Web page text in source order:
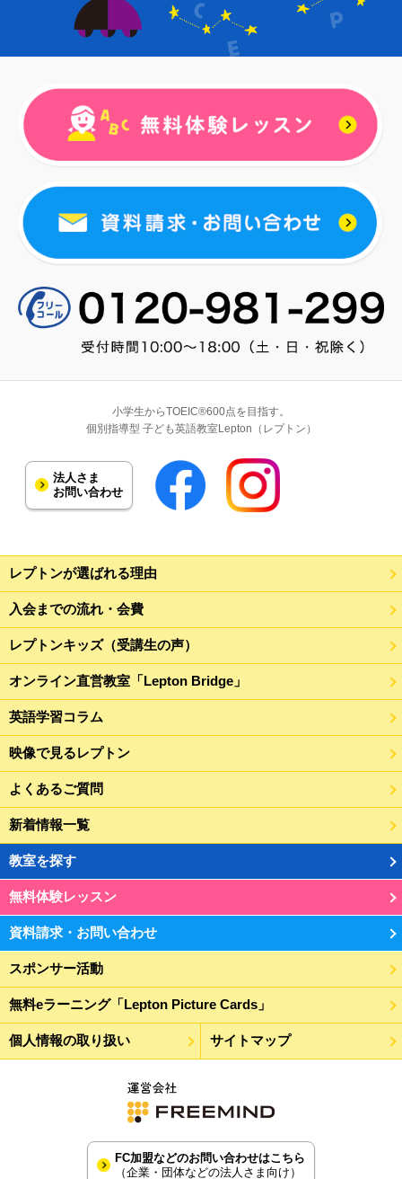
小学生からTOEIC®600点を目指す。
個別指導型 子ども英語教室Lepton（レプトン）
法人さま
お問い合わせ
レプトンが選ばれる理由
入会までの流れ・会費
レプトンキッズ（受講生の声）
オンライン直営教室「Lepton Bridge」
英語学習コラム
映像で見るレプトン
よくあるご質問
新着情報一覧
教室を探す
無料体験レッスン
資料請求・お問い合わせ
スポンサー活動
無料eラーニング「Lepton Picture Cards」
個人情報の取り扱い サイトマップ
FC加盟などのお問い合わせはこちら
（企業・団体などの法人さま向け）